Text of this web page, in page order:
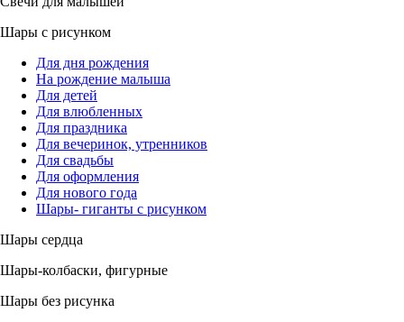
Шары с рисунком
Для дня рождения
На рождение малыша
Для детей
Для влюбленных
Для праздника
Для вечеринок, утренников
Для свадьбы
Для оформления
Для нового года
Шары- гиганты с рисунком
Шары сердца
Шары-колбаски, фигурные
Шары без рисунка